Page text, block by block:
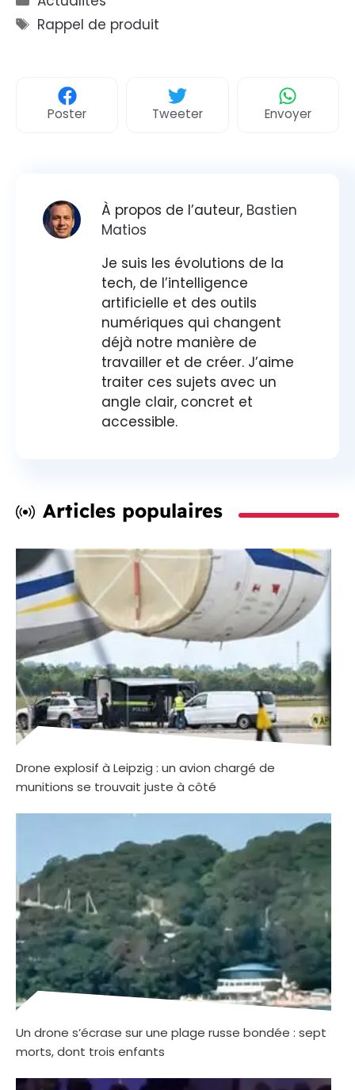
Étiquettes
Rappel de produit
Poster Tweeter Envoyer
À propos de l’auteur, Bastien
Matios
Je suis les évolutions de la
tech, de l’intelligence
artificielle et des outils
numériques qui changent
déjà notre manière de
travailler et de créer. J’aime
traiter ces sujets avec un
angle clair, concret et
accessible.
Articles populaires
Drone explosif à Leipzig : un avion chargé de
munitions se trouvait juste à côté
Un drone s’écrase sur une plage russe bondée : sept
morts, dont trois enfants